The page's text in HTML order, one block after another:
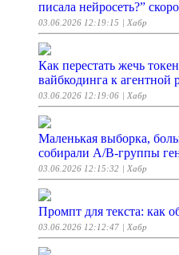
писала нейросеть?”
03.06.2026 12:19:15 | Хабр
Как перестать жечь
вайбкодинга к агентной
03.06.2026 12:19:06 | Хабр
Маленькая выборка,
собирали A/B-группы
03.06.2026 12:15:32 | Хабр
Промпт для текста: как
03.06.2026 12:12:47 | Хабр